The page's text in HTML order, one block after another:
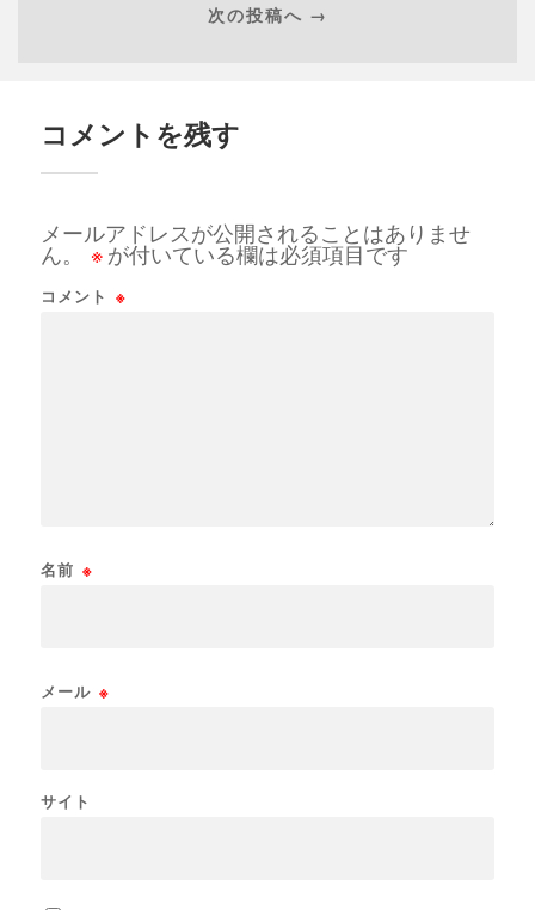
次の投稿へ →
コメントを残す
メールアドレスが公開されることはありませ
ん。
※ が付いている欄は必須項目です
コメント ※
名前 ※
メール ※
サイト